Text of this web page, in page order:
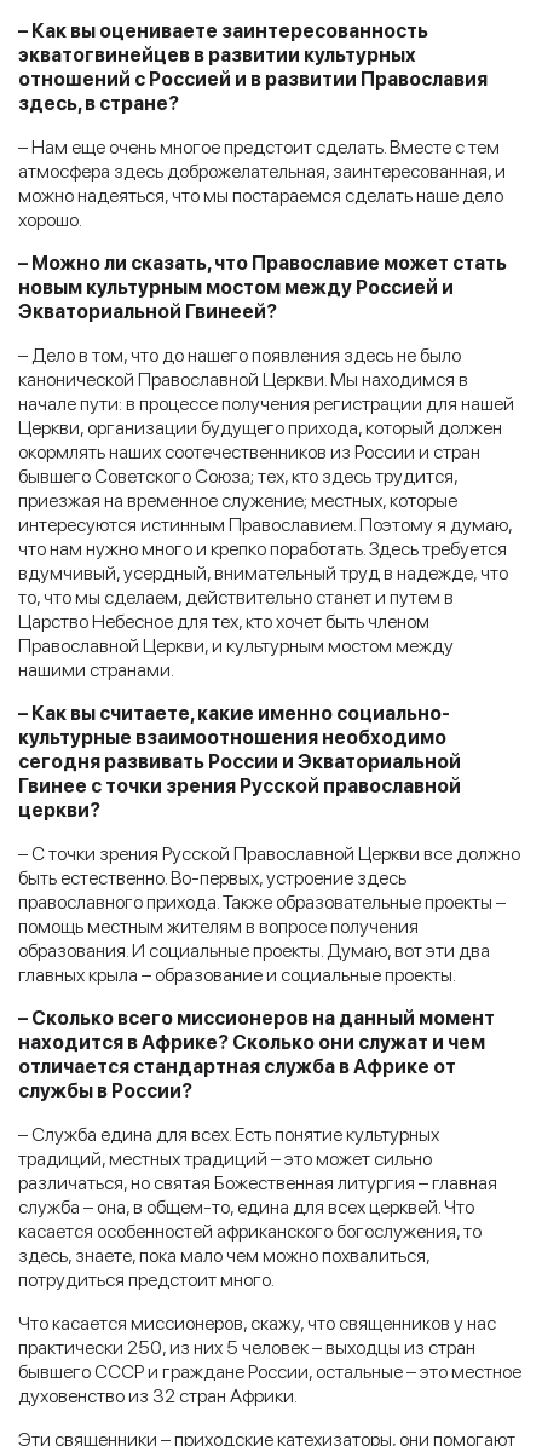
– Как вы оцениваете заинтересованность
экватогвинейцев в развитии культурных
отношений с Россией и в развитии Православия
здесь, в стране?
– Нам еще очень многое предстоит сделать. Вместе с тем
атмосфера здесь доброжелательная, заинтересованная, и
можно надеяться, что мы постараемся сделать наше дело
хорошо.
– Можно ли сказать, что Православие может стать
новым культурным мостом между Россией и
Экваториальной Гвинеей?
– Дело в том, что до нашего появления здесь не было
канонической Православной Церкви. Мы находимся в
начале пути: в процессе получения регистрации для нашей
Церкви, организации будущего прихода, который должен
окормлять наших соотечественников из России и стран
бывшего Советского Союза; тех, кто здесь трудится,
приезжая на временное служение; местных, которые
интересуются истинным Православием. Поэтому я думаю,
что нам нужно много и крепко поработать. Здесь требуется
вдумчивый, усердный, внимательный труд в надежде, что
то, что мы сделаем, действительно станет и путем в
Царство Небесное для тех, кто хочет быть членом
Православной Церкви, и культурным мостом между
нашими странами.
– Как вы считаете, какие именно социально-
культурные взаимоотношения необходимо
сегодня развивать России и Экваториальной
Гвинее с точки зрения Русской православной
церкви?
– С точки зрения Русской Православной Церкви все должно
быть естественно. Во-первых, устроение здесь
православного прихода. Также образовательные проекты –
помощь местным жителям в вопросе получения
образования. И социальные проекты. Думаю, вот эти два
главных крыла – образование и социальные проекты.
– Сколько всего миссионеров на данный момент
находится в Африке? Сколько они служат и чем
отличается стандартная служба в Африке от
службы в России?
– Служба едина для всех. Есть понятие культурных
традиций, местных традиций – это может сильно
различаться, но святая Божественная литургия – главная
служба – она, в общем-то, едина для всех церквей. Что
касается особенностей африканского богослужения, то
здесь, знаете, пока мало чем можно похвалиться,
потрудиться предстоит много.
Что касается миссионеров, скажу, что священников у нас
практически 250, из них 5 человек – выходцы из стран
бывшего СССР и граждане России, остальные – это местное
духовенство из 32 стран Африки.
Эти священники – приходские катехизаторы, они помогают